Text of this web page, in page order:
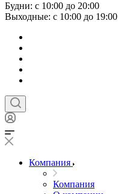
Будни: с 10:00 до 20:00
Выходные: с 10:00 до 19:00
Компания
Компания